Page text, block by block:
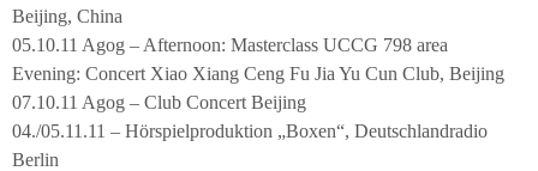
Beijing, China
05.10.11 Agog – Afternoon: Masterclass UCCG 798 area
Evening: Concert Xiao Xiang Ceng Fu Jia Yu Cun Club, Beijing
07.10.11 Agog – Club Concert Beijing
04./05.11.11 – Hörspielproduktion „Boxen“, Deutschlandradio
Berlin